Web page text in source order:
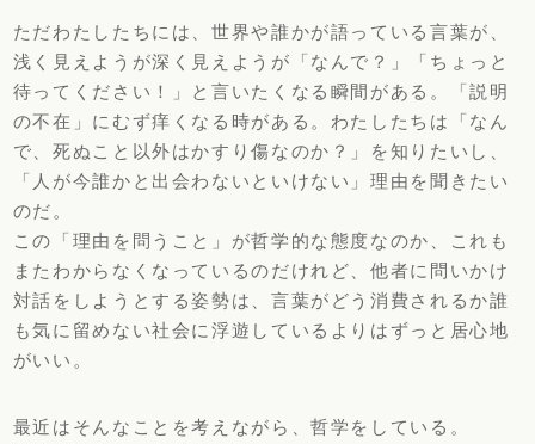
ただわたしたちには、世界や誰かが語っている言葉が、
浅く見えようが深く見えようが「なんで？」「 ちょっと
待ってください！」と言いたくなる瞬間がある。「説明
の不在」にむず痒くなる時がある。わたしたちは「なん
で、死ぬこと以外はかすり傷なのか？」を知りたいし、
「 人が今誰かと出会わないといけない」理由を聞きたい
のだ。
この「理由を問うこと」が哲学的な態度なのか、
これも
またわからなくなっているのだけれど、他者に問いかけ
対話をしようとする姿勢は、 言葉がどう消費されるか誰
も気に留めない社会に浮遊しているより はずっと居心地
がいい。
最近はそんなことを考えながら、哲学をしている。